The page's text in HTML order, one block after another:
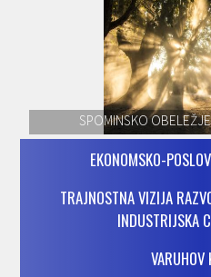
SPOMINSKO
EKONOMSKO-
TRAJNOSTNA VIZIJA
INDUSTRIJSKA
VARUHOV